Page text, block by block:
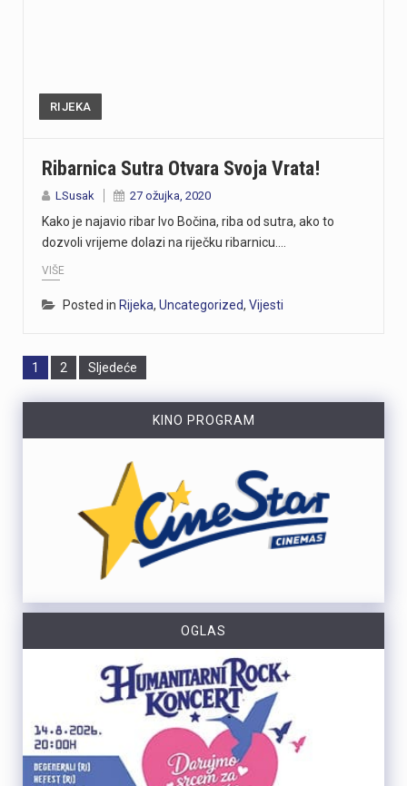
RIJEKA
Ribarnica Sutra Otvara Svoja Vrata!
LSusak 27 ožujka, 2020
Kako je najavio ribar Ivo Bočina, riba od sutra, ako to
dozvoli vrijeme dolazi na riječku ribarnicu.…
VIŠE
Posted in Rijeka, Uncategorized, Vijesti
Page
1 Page
2 Sljedeće
KINO PROGRAM
OGLAS